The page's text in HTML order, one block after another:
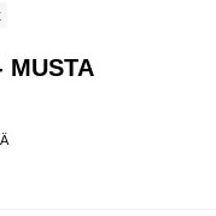
MUSTA